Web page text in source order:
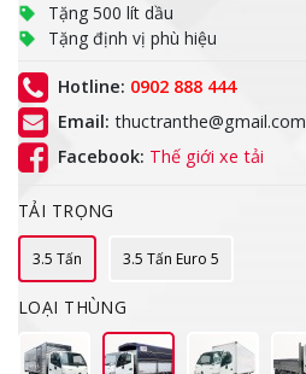
Tặng 500 lít dầu
Tặng định vị phù hiệu
Hotline: 0902 888 444
Email: thuctranthe@gmail.com
Facebook: Thế giới xe tải
TẢI TRỌNG
3.5 Tấn 3.5 Tấn Euro 5
LOẠI THÙNG